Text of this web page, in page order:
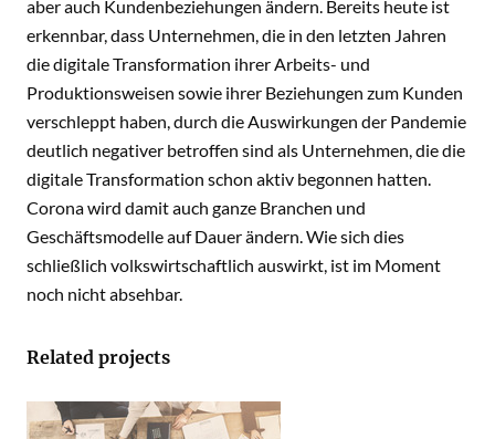
aber auch Kundenbeziehungen ändern. Bereits heute ist
erkennbar, dass Unternehmen, die in den letzten Jahren
die digitale Transformation ihrer Arbeits- und
Produktionsweisen sowie ihrer Beziehungen zum Kunden
verschleppt haben, durch die Auswirkungen der Pandemie
deutlich negativer betroffen sind als Unternehmen, die die
digitale Transformation schon aktiv begonnen hatten.
Corona wird damit auch ganze Branchen und
Geschäftsmodelle auf Dauer ändern. Wie sich dies
schließlich volkswirtschaftlich auswirkt, ist im Moment
noch nicht absehbar.
Related projects